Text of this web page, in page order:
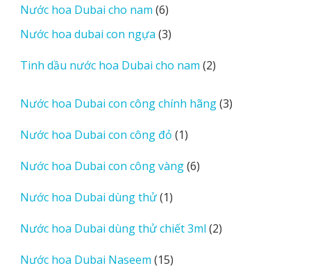
Nước hoa Dubai cho nam 66
sản
phẩm
Nước hoa dubai con ngựa 33
phẩm
Tinh dầu nước hoa Dubai cho nam 22
phẩm
Nước hoa Dubai con công chính hãng 33
Nước hoa Dubai con công đỏ 11
phẩm
Nước hoa Dubai con công vàng 66
Nước hoa Dubai dùng thử 11
phẩm
Nước hoa Dubai dùng thử chiết 3ml 22
Nước hoa Dubai Naseem 1515